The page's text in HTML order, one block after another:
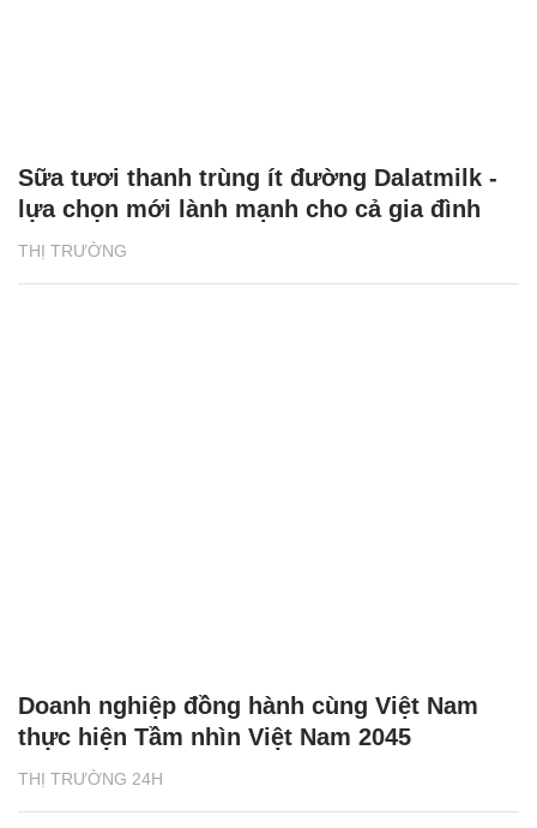
THỊ TRƯỜNG
Sữa tươi thanh trùng ít đường Dalatmilk -
lựa chọn mới lành mạnh cho cả gia đình
THỊ TRƯỜNG 24H
Doanh nghiệp đồng hành cùng Việt Nam
thực hiện Tầm nhìn Việt Nam 2045